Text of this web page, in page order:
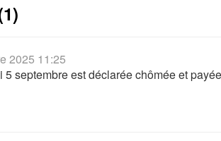
2025 11:25
septembre est déclarée chômée et